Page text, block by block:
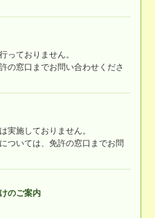
っておりません。
の窓口までお問い合わせくださ
実施しておりません。
ついては、免許の窓口までお問
のご案内